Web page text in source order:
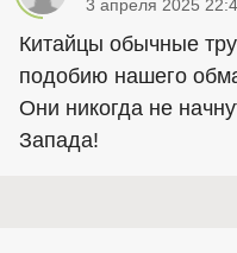
3 апреля 2025
Китайцы обычные
подобию нашего
Они никогда не
Запада!